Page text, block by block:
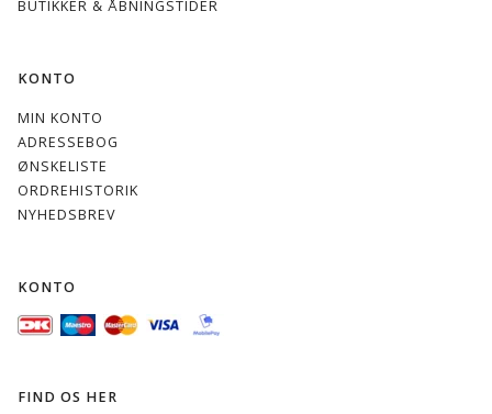
BUTIKKER & ÅBNINGSTIDER
KONTO
MIN KONTO
ADRESSEBOG
ØNSKELISTE
ORDREHISTORIK
NYHEDSBREV
KONTO
FIND OS HER